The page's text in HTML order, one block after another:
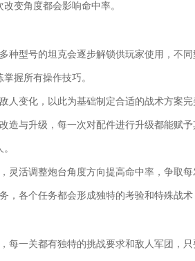
变角度都会影响命中率。
种型号的坦克会逐步解锁供玩家使用，不
握所有操作技巧。
人变化，以此为基础制定合适的战术方案
造与升级，每一次对配件进行升级都能赋
灵活调整炮台角度方向提高命中率，争取
，各个任务都会形成独特的考验和特殊战
每一关都有独特的挑战要求和敌人军团，